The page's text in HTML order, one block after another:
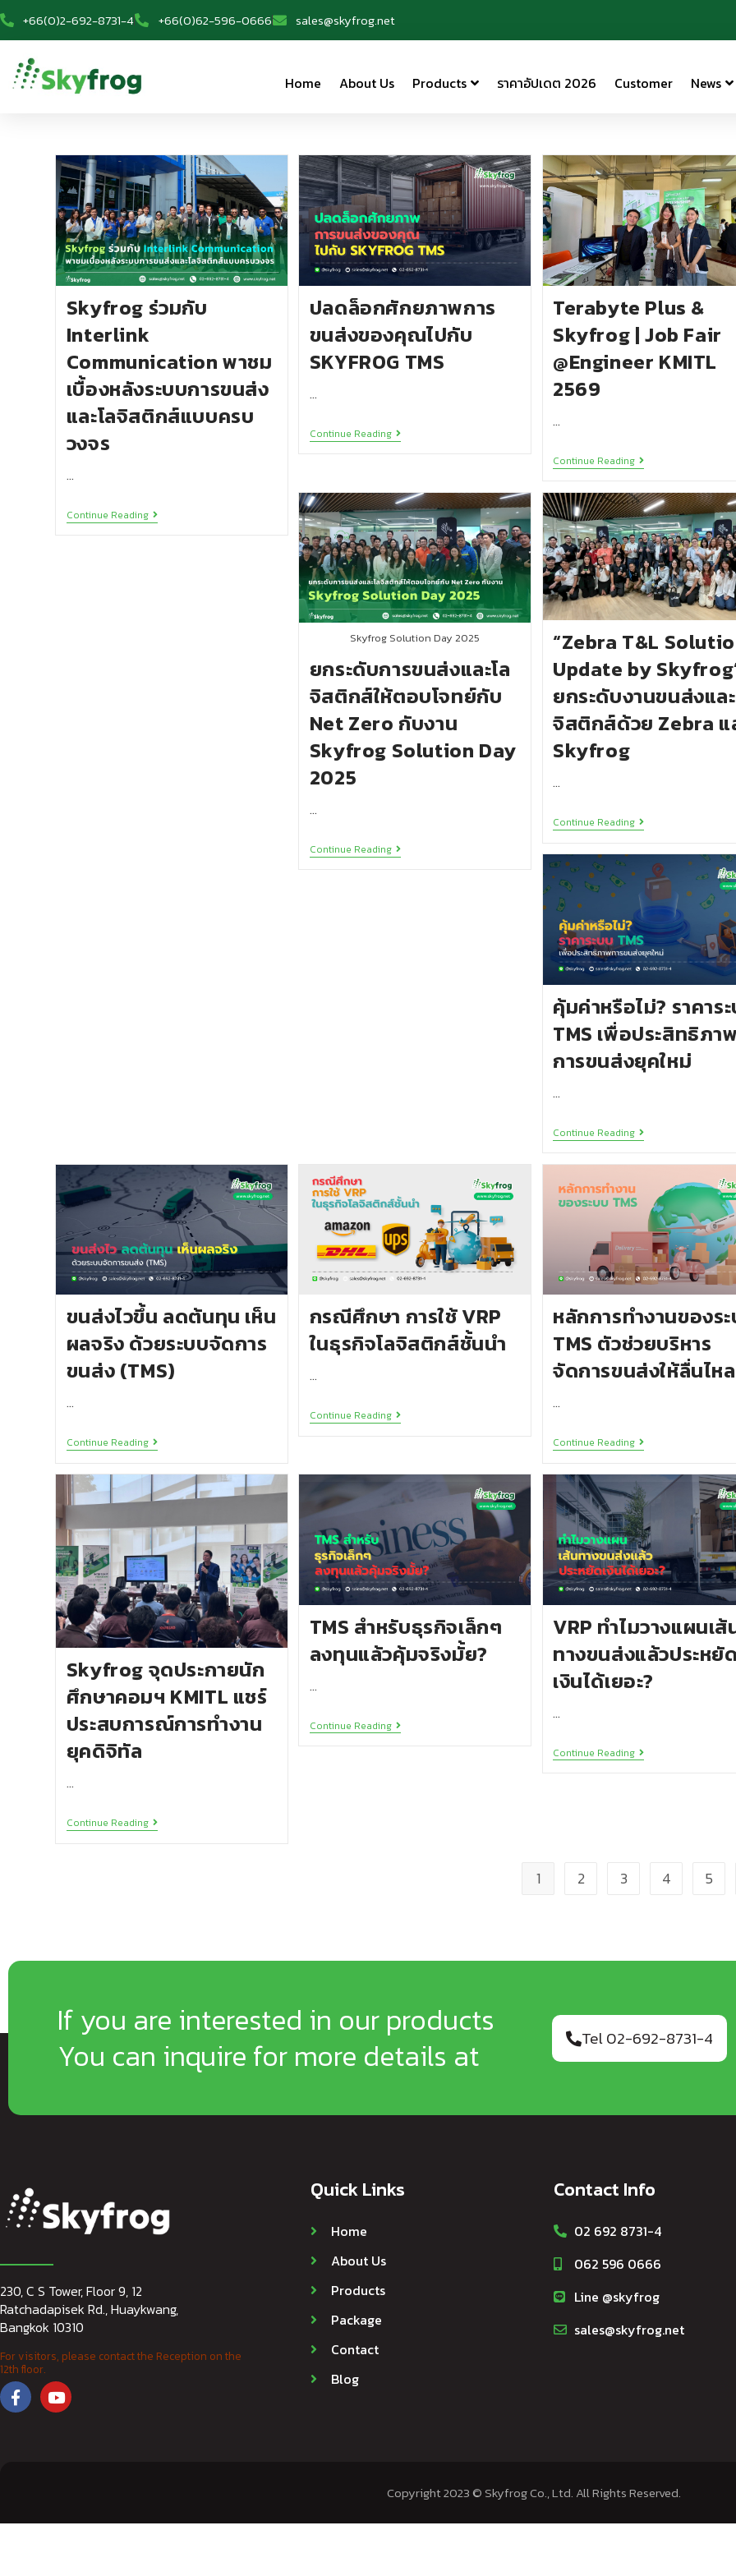
+66(0)2-692-8731-4 +66(0)62-596-0666 sales@skyfrog.net
Home About Us Products ราคาอัปเดต 2026 Customer News
Skyfrog ร่วมกับ
Interlink
Communication พาชม
เบื้องหลังระบบการขนส่ง
และโลจิสติกส์แบบครบ
วงจร
…
Continue Reading
ปลดล็อกศักยภาพการ
ขนส่งของคุณไปกับ
SKYFROG TMS
…
Continue Reading
Terabyte Plus &
Skyfrog | Job Fair
@Engineer KMITL
2569
…
Continue Reading
Skyfrog Solution Day 2025
ยกระดับการขนส่งและโล
จิสติกส์ให้ตอบโจทย์กับ
Net Zero กับงาน
Skyfrog Solution Day
2025
…
Continue Reading
“Zebra T&L
Update by
ยกระดับงานขนส่งแล
จิสติกส์ด้วย Zebra แ
Skyfrog
…
Continue Reading
คุ้มค่าหรือไม่? ราคาร
TMS เพื่อประสิทธิภา
การขนส่งยุคใหม่
…
Continue Reading
ขนส่งไวขึ้น ลดต้นทุน เห็น
ผลจริง ด้วยระบบจัดการ
ขนส่ง (TMS)
…
Continue Reading
กรณีศึกษา การใช้ VRP
ในธุรกิจโลจิสติกส์ชั้นนำ
…
Continue Reading
หลักการทำงานของร
TMS ตัวช่วยบริหาร
จัดการขนส่งให้ลื่นไหล
…
Continue Reading
Skyfrog จุดประกายนัก
ศึกษาคอมฯ KMITL แชร์
ประสบการณ์การทำงาน
ยุคดิจิทัล
…
Continue Reading
TMS สำหรับธุรกิจเล็กๆ
ลงทุนแล้วคุ้มจริงมั้ย?
…
Continue Reading
VRP ทำไมวางแผนเส้
ทางขนส่งแล้วประหยั
เงินได้เยอะ?
…
Continue Reading
1 2 3 4 5
If you are interested in our products
You can inquire for more details at
Tel 02-692-8731-4
230, C S Tower, Floor 9, 12
Ratchadapisek Rd., Huaykwang,
Bangkok 10310
For visitors, please contact the Reception on the
12th floor.
Quick Links
Home
About Us
Products
Package
Contact
Blog
Contact Info
02 692 8731-4
062 596 0666
Line @skyfrog
sales@skyfrog.net
Copyright 2023 © Skyfrog Co., Ltd. All Rights Reserved.